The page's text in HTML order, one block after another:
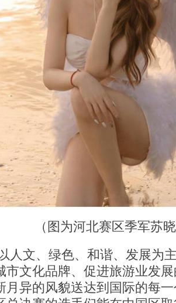
（图为河北赛区季军苏
人文、绿色、和谐、发展为
市文化品牌、促进旅游业发
月异的风貌送达到国际的每